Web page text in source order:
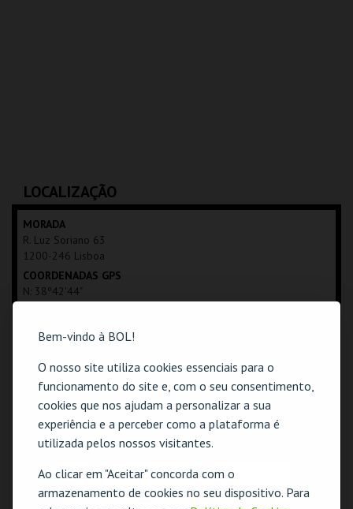
Bem-vindo à BOL!
O nosso site utiliza cookies essenciais para o
funcionamento do site e, com o seu consentimento,
cookies que nos ajudam a personalizar a sua
experiência e a perceber como a plataforma é
utilizada pelos nossos visitantes.
Ao clicar em "Aceitar" concorda com o
armazenamento de cookies no seu dispositivo. Para
LOCALIZAÇÃO
MORADA
R. Luz Soriano 63
1200-246 Lisboa
COORDENADAS GPS
N: 38º42'44"
O evento escolhido não está disponível